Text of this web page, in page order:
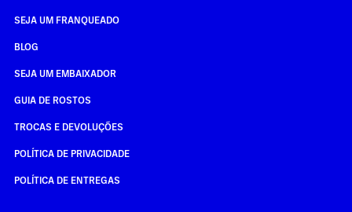
SEJA UM FRANQUEADO
BLOG
SEJA UM EMBAIXADOR
GUIA DE ROSTOS
TROCAS E DEVOLUÇÕES
POLÍTICA DE PRIVACIDADE
POLÍTICA DE ENTREGAS